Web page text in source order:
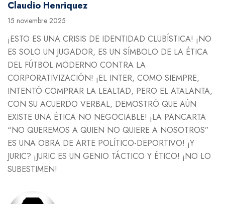
Claudio Henriquez
15 noviembre 2025
¡ESTO ES UNA CRISIS DE IDENTIDAD CLUBÍSTICA! ¡NO
ES SOLO UN JUGADOR, ES UN SÍMBOLO DE LA ÉTICA
DEL FÚTBOL MODERNO CONTRA LA
CORPORATIVIZACIÓN! ¡EL INTER, COMO SIEMPRE,
INTENTÓ COMPRAR LA LEALTAD, PERO EL ATALANTA,
CON SU ACUERDO VERBAL, DEMOSTRÓ QUE AÚN
EXISTE UNA ÉTICA NO NEGOCIABLE! ¡LA PANCARTA
“NO QUEREMOS A QUIEN NO QUIERE A NOSOTROS”
ES UNA OBRA DE ARTE POLÍTICO-DEPORTIVO! ¡Y
JURIC? ¡JURIC ES UN GENIO TÁCTICO Y ÉTICO! ¡NO LO
SUBESTIMEN!